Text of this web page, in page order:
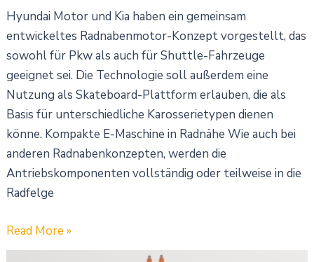
Hyundai Motor und Kia haben ein gemeinsam
entwickeltes Radnabenmotor-Konzept vorgestellt, das
sowohl für Pkw als auch für Shuttle-Fahrzeuge
geeignet sei. Die Technologie soll außerdem eine
Nutzung als Skateboard-Plattform erlauben, die als
Basis für unterschiedliche Karosserietypen dienen
könne. Kompakte E-Maschine in Radnähe Wie auch bei
anderen Radnabenkonzepten, werden die
Antriebskomponenten vollständig oder teilweise in die
Radfelge
Read More »